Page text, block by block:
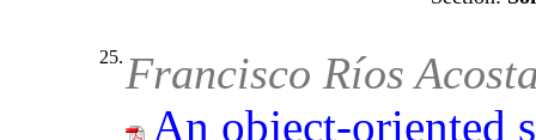
25. Francisco Ríos
An object-oriented